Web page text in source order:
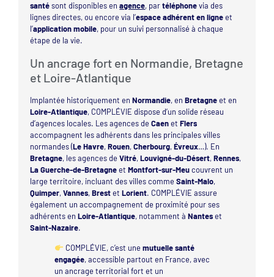
santésont disponibles enagence, partéléphonevia des
lignes directes, ou encore via l’espace adhérent en ligneet
l’application mobile, pour un suivi personnalisé à chaque
étape de la vie.
Un ancrage fort en Normandie, Bretagne
et Loire-Atlantique
Implantée historiquement enNormandie, enBretagneet en
Loire-Atlantique, COMPLÉVIE dispose d’un solide réseau
d’agences locales. Les agences deCaenetFlers
accompagnent les adhérents dans les principales villes
normandes (Le Havre,Rouen,Cherbourg,Évreux…). En
Bretagne, les agences deVitré,Louvigné-du-Désert,Rennes,
La Guerche-de-BretagneetMontfort-sur-Meucouvrent un
large territoire, incluant des villes commeSaint-Malo,
Quimper,Vannes,BrestetLorient. COMPLÉVIE assure
également un accompagnement de proximité pour ses
adhérents enLoire-Atlantique, notamment àNanteset
Saint-Nazaire.
COMPLÉVIE, c’est une mutuelle santé
engagée, accessible partout en France, avec
un ancrage territorial fort et un